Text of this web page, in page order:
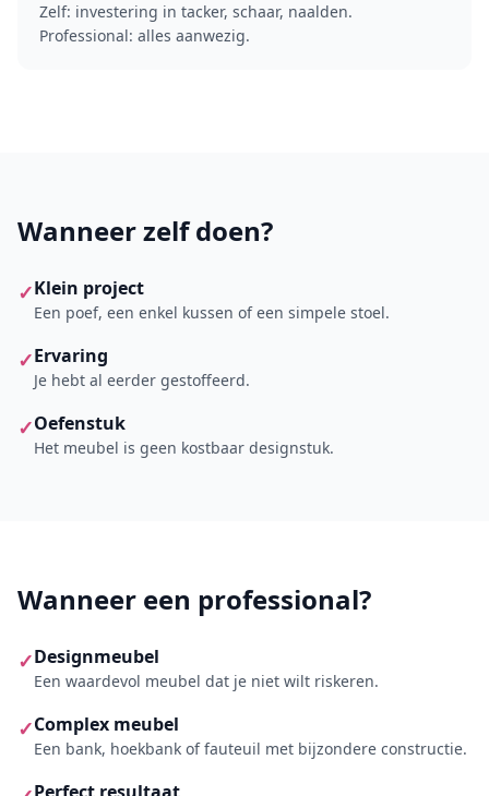
Zelf: investering in tacker, schaar, naalden.
Professional: alles aanwezig.
Wanneer zelf doen?
✓Klein project
Een poef, een enkel kussen of een simpele stoel.
✓Ervaring
Je hebt al eerder gestoffeerd.
✓Oefenstuk
Het meubel is geen kostbaar designstuk.
Wanneer een professional?
✓Designmeubel
Een waardevol meubel dat je niet wilt riskeren.
✓Complex meubel
Een bank, hoekbank of fauteuil met bijzondere constructie.